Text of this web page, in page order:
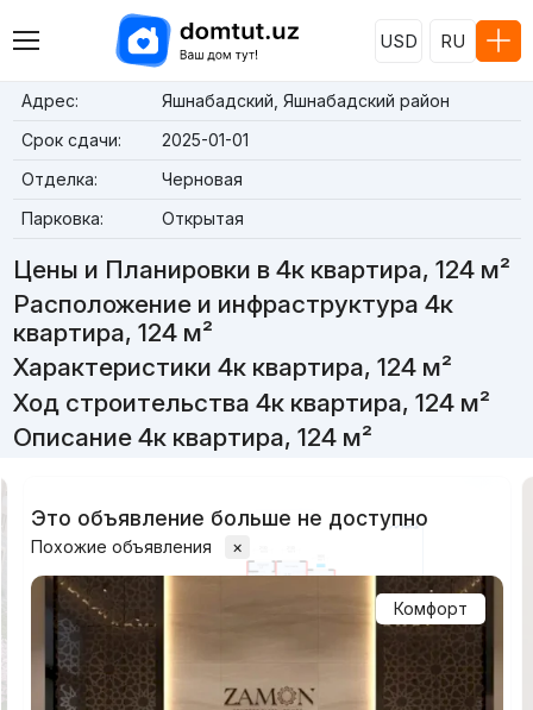
USD RU
Адрес:
Яшнабадский, Яшнабадский район
Срок сдачи:
2025-01-01
Отделка:
Черновая
Парковка:
Открытая
Цены и Планировки в 4к квартира, 124 м²
Расположение и инфраструктура 4к
квартира, 124 м²
Характеристики 4к квартира, 124 м²
Ход строительства 4к квартира, 124 м²
Описание 4к квартира, 124 м²
Это объявление больше не доступно
Похожие объявления ×
Комфорт